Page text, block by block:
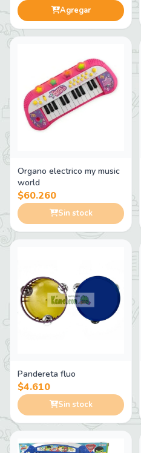
Agregar
Organo electrico my music
world
$60.260
Sin stock
Pandereta fluo
$4.610
Sin stock